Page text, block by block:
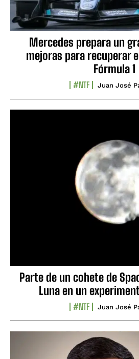
Mercedes prepara un
mejoras para recuperar
Fórmula 1
#NTF Juan José
Parte de un cohete de
Luna en un
#NTF Juan José